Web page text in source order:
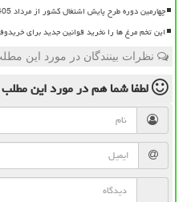
چهارمین دوره طرح پایش اشتغال کشور از مرداد 1405 شروع می شود
این تخم مرغ ها را نخرید قوانین جدید برای
نظرات بینندگان در مورد این
لطفا شما همدر مورد این مطلب